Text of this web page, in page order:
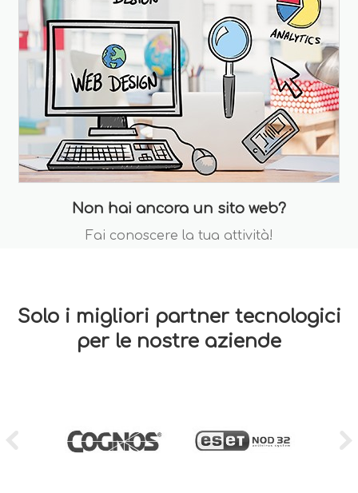
Non hai ancora un sito web?
Fai conoscere la tua attività!
Solo i migliori partner tecnologici
per le nostre aziende